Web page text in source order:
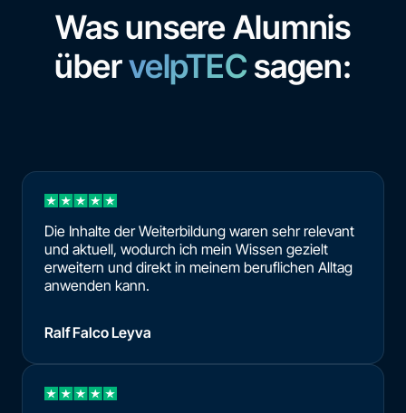
Was unsere Alumnis
übervelpTEC sagen:
Die Inhalte der Weiterbildung waren sehr relevant
und aktuell, wodurch ich mein Wissen gezielt
erweitern und direkt in meinem beruflichen Alltag
anwenden kann.
Ralf Falco Leyva